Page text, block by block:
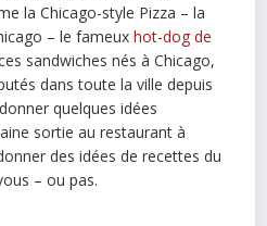
la Chicago-style Pizza – la
– le fameuxhot-dog de
sandwiches nés à Chicago,
dans toute la ville depuis
quelques idées
sortie au restaurant à
des idées de recettes du
– ou pas.